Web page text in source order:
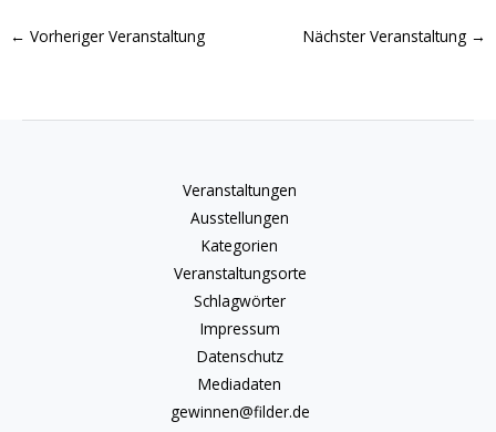
← Vorheriger Veranstaltung Nächster Veranstaltung →
Veranstaltungen
Ausstellungen
Kategorien
Veranstaltungsorte
Schlagwörter
Impressum
Datenschutz
Mediadaten
gewinnen@filder.de